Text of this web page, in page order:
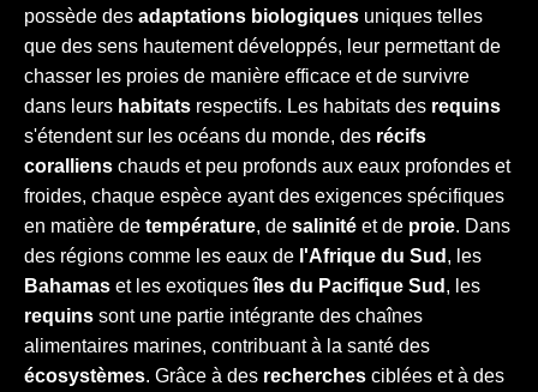
possède des adaptations biologiques uniques telles
que des sens hautement développés, leur permettant de
chasser les proies de manière efficace et de survivre
dans leurs habitats respectifs. Les habitats des requins
s'étendent sur les océans du monde, des récifs
coralliens chauds et peu profonds aux eaux profondes et
froides, chaque espèce ayant des exigences spécifiques
en matière de température, de salinité et de proie. Dans
des régions comme les eaux de l'Afrique du Sud , les
Bahamas et les exotiquesîles du Pacifique Sud , les
requins sont une partie intégrante des chaînes
alimentaires marines, contribuant à la santé des
écosystèmes. Grâce à des recherches ciblées et à des